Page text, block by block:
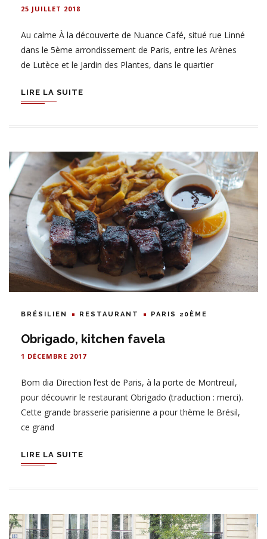
25 JUILLET 2018
Au calme À la découverte de Nuance Café, situé rue Linné
dans le 5ème arrondissement de Paris, entre les Arènes
de Lutèce et le Jardin des Plantes, dans le quartier
LIRE LA SUITE
BRÉSILIEN RESTAURANT PARIS 20ÈME
Obrigado, kitchen favela
1 DÉCEMBRE 2017
Bom dia Direction l’est de Paris, à la porte de Montreuil,
pour découvrir le restaurant Obrigado (traduction : merci).
Cette grande brasserie parisienne a pour thème le Brésil,
ce grand
LIRE LA SUITE